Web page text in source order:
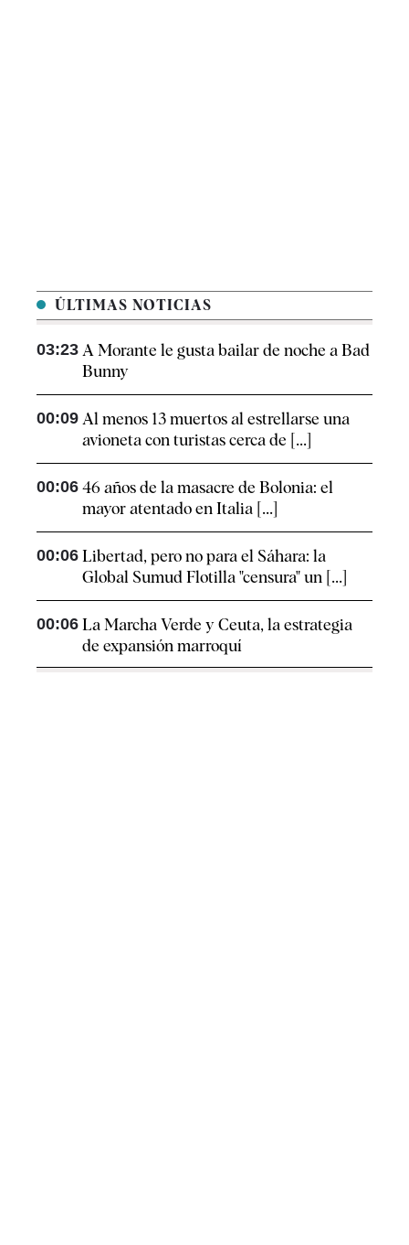
ÚLTIMAS NOTICIAS
03:23 A Morante le gusta bailar de noche a Bad
Bunny
00:09 Al menos 13 muertos al estrellarse una
avioneta con turistas cerca de [...]
00:06 46 años de la masacre de Bolonia: el
mayor atentado en Italia [...]
00:06 Libertad, pero no para el Sáhara: la
Global Sumud Flotilla "censura" un [...]
00:06 La Marcha Verde y Ceuta, la estrategia
de expansión marroquí